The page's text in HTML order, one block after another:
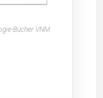
Bücher VNM